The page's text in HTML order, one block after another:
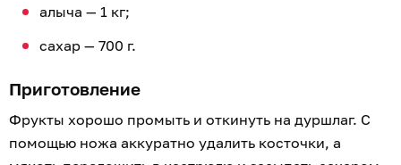
алыча — 1 кг;
сахар — 700 г.
Приготовление
Фрукты хорошо промыть и откинуть на дуршлаг. С
помощью ножа аккуратно удалить косточки, а